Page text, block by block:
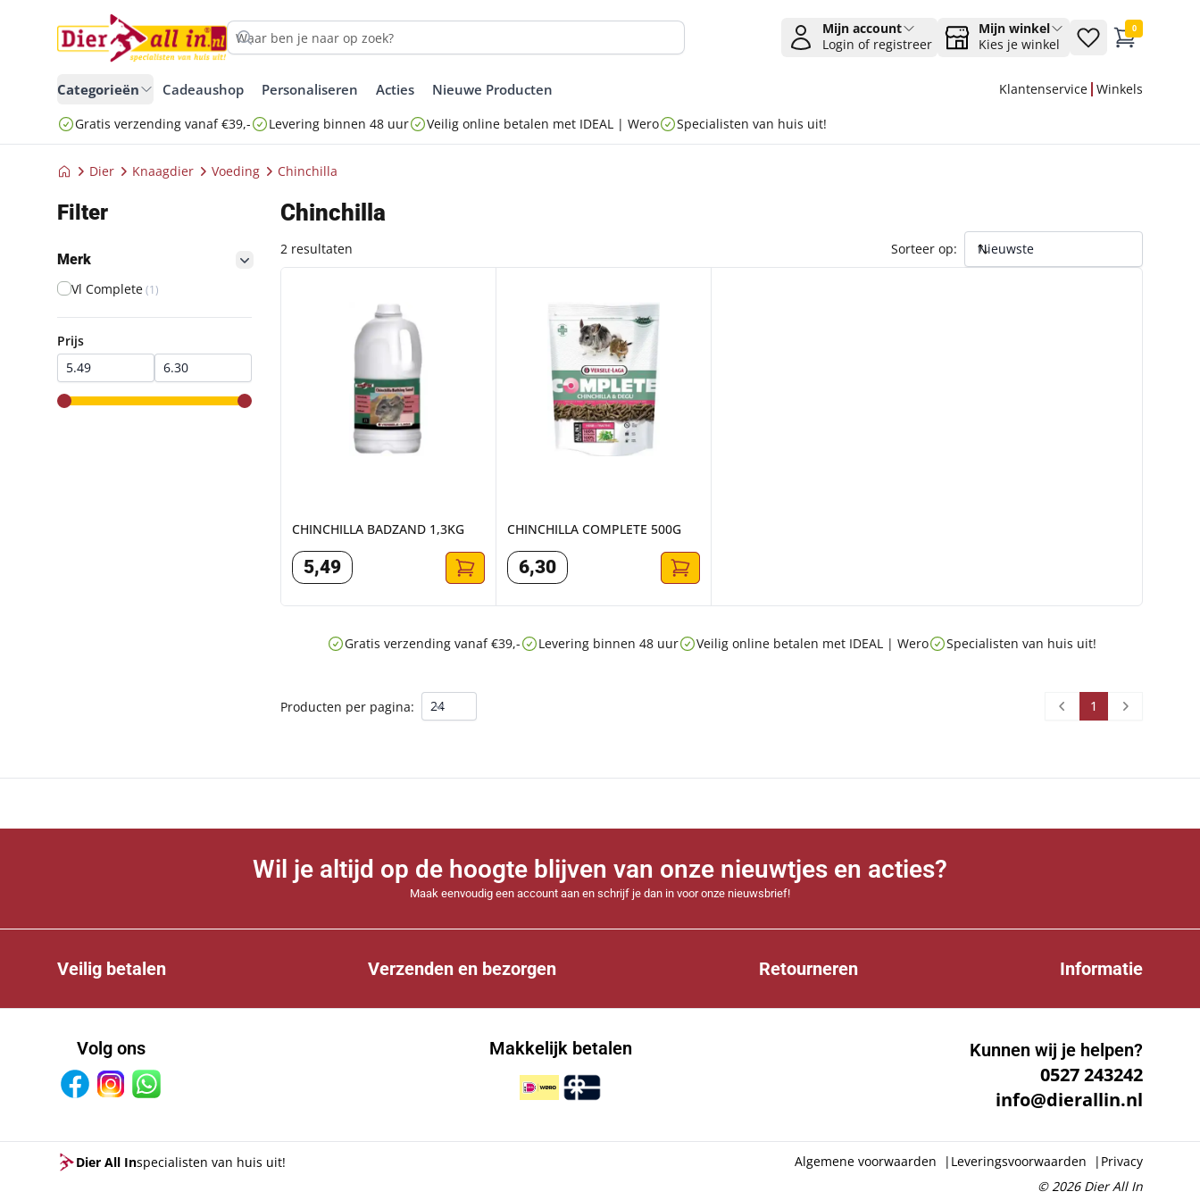
Mijn account
Login of registreer
Mijn winkel
Kies je winkel
0
Categorieën Cadeaushop Personaliseren Acties Nieuwe Producten Klantenservice Winkels
Gratis verzending vanaf €39,- Levering binnen 48 uur Veilig online betalen met IDEAL | Wero Specialisten van huis uit!
Dier Knaagdier Voeding Chinchilla
Filter
Merk
filter button
Vl Complete(1)
Prijs
Prijs
range slider button range slider button
Chinchilla
2 resultaten Sorteer op:
CHINCHILLA BADZAND 1,3KG
5,49
CHINCHILLA COMPLETE 500G
6,30
Gratis verzending vanaf €39,- Levering binnen 48 uur Veilig online betalen met IDEAL | Wero Specialisten van huis uit!
Producten per pagina: Prev 1 Next
Wil je altijd op de hoogte blijven van onze nieuwtjes en acties?
Maak eenvoudig een account aan en schrijf je dan in voor onze nieuwsbrief!
Veilig betalen Verzenden en bezorgen Retourneren Informatie
Volg ons
FacebookInstagram
Makkelijk betalen Kunnen wij je helpen?
0527 243242
info@dierallin.nl
Dier All Inspecialisten van huis uit! Algemene voorwaarden | Leveringsvoorwaarden | Privacy
© 2026 Dier All In